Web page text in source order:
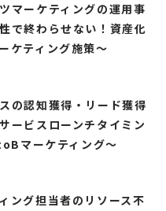
マーケティングの運用事
で終わらせない！資産化
ケティング施策～
の認知獲得・リード獲得
ービスローンチタイミン
マーケティング～
ング担当者のリソース不